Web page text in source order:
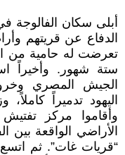
الدفاع عن قريتهم
تعرضت له حامية من
ستة شهور. وأخيراً
الجيش المصري
اليهود تدميراً
وأقاموا مركز
الأراضي الواقعة بين
“قريات غات”. ثم